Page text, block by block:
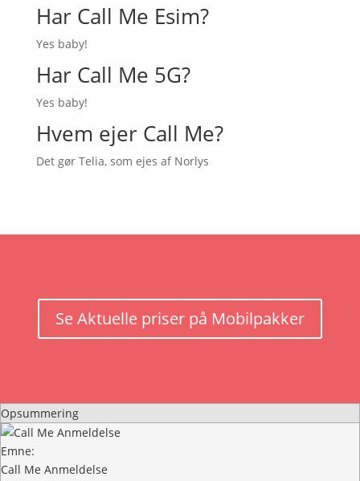
Har Call Me Esim?
Yes baby!
Har Call Me 5G?
Yes baby!
Hvem ejer Call Me?
Det gør Telia, som ejes af Norlys
Se Aktuelle priser på Mobilpakker
Opsummering
Emne:
Call Me Anmeldelse